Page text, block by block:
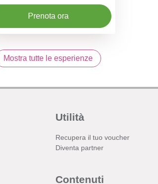
Prenota ora
Mostra tutte le esperienze
Utilità
Recupera il tuo voucher
Diventa partner
Contenuti